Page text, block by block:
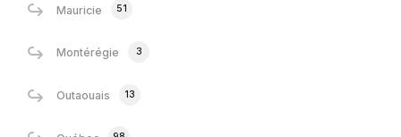
Mauricie 51
Montérégie 3
Outaouais 13